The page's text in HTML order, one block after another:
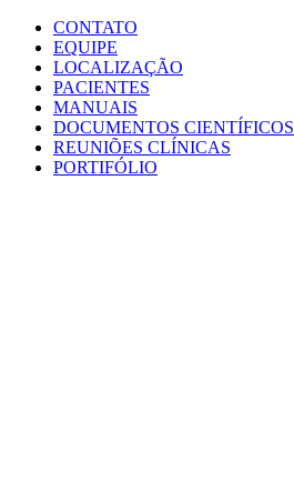
Conteúdo principal
CONTATO
EQUIPE
LOCALIZAÇÃO
PACIENTES
MANUAIS
DOCUMENTOS CIENTÍFICOS
REUNIÕES CLÍNICAS
PORTIFÓLIO